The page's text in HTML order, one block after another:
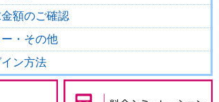
額のご確認
・その他
ン方法